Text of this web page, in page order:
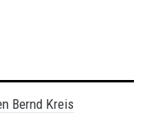
Bernd Kreis